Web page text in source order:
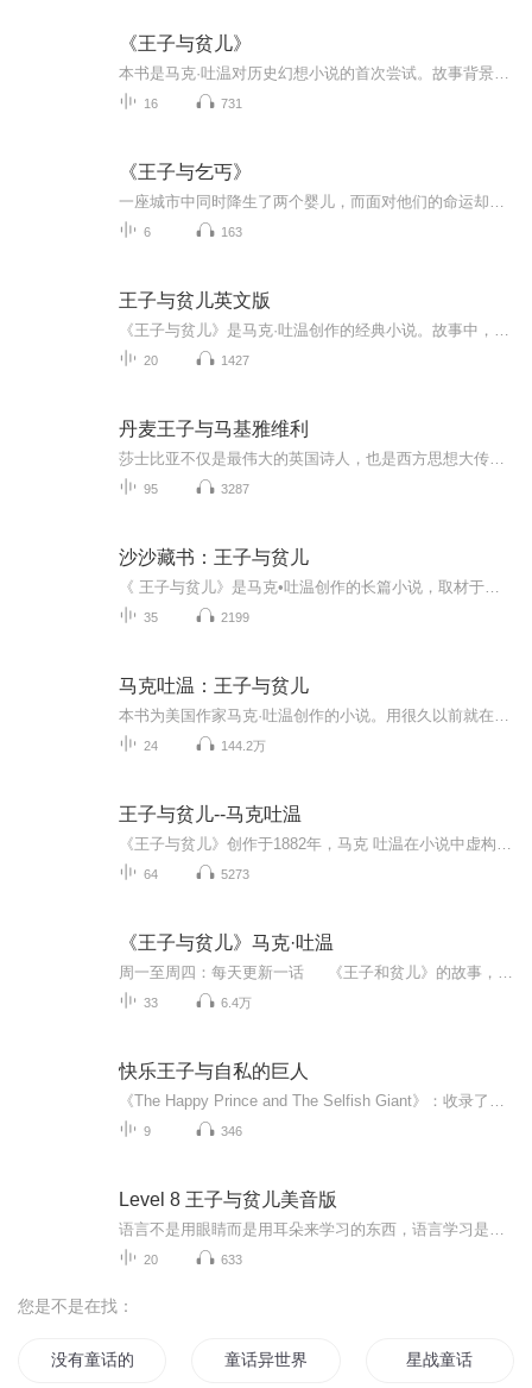
《王子与贫儿》
16 731
《王子与乞丐》
6 163
王子与贫儿英文版
20 1427
丹麦王子与马基雅维利
95 3287
沙沙藏书：王子与贫儿
35 2199
马克吐温：王子与贫儿
24 144.2万
王子与贫儿--马克吐温
64 5273
《王子与贫儿》马克·吐温
33 6.4万
快乐王子与自私的巨人
9 346
Level 8 王子与贫儿美音版
20 633
您是不是在找：
没有童话的青春 童话异世界 星战童话